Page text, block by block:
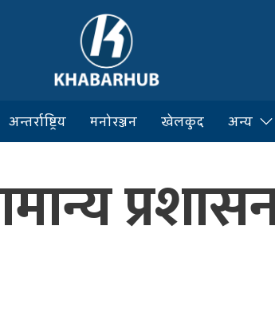
अन्तर्राष्ट्रिय मनोरञ्जन खेलकुद अन्य